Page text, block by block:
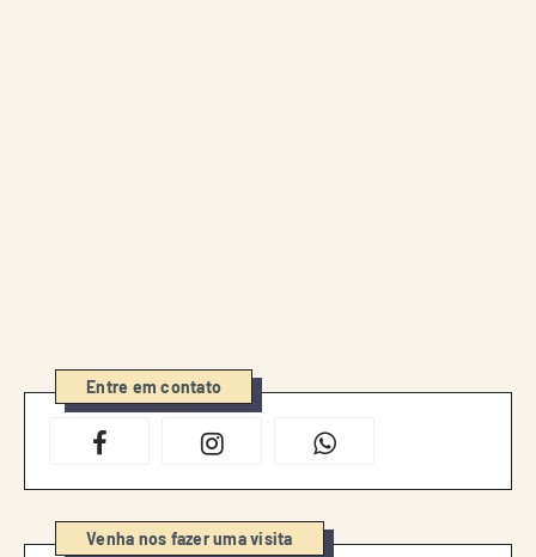
Entre em contato
Venha nos fazer uma visita